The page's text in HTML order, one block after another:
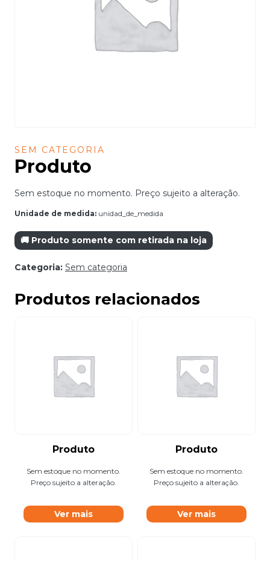
SEM CATEGORIA
Produto
Sem estoque no momento. Preço sujeito a alteração.
Unidade de medida: unidad_de_medida
🚚 Produto somente com retirada na loja
Categoria: Sem categoria
Produtos relacionados
Produto
Sem estoque no momento.
Preço sujeito a alteração.
Ver mais
Produto
Sem estoque no momento.
Preço sujeito a alteração.
Ver mais